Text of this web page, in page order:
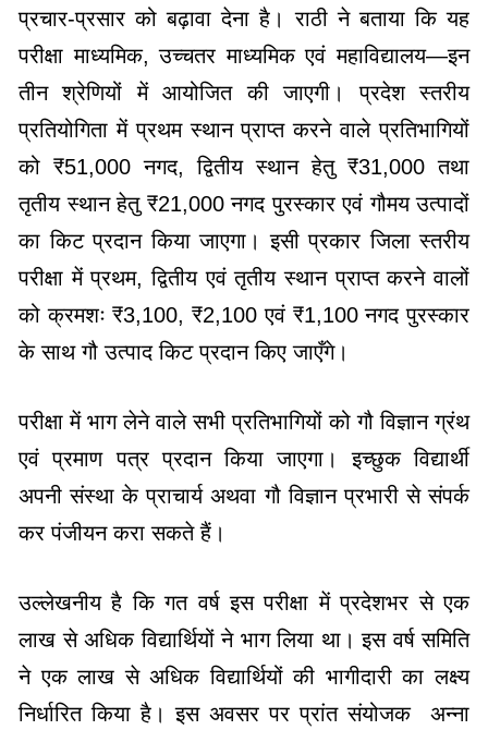
प्रचार-प्रसार को बढ़ावा देना है। राठी ने बताया कि यह
परीक्षा माध्यमिक, उच्चतर माध्यमिक एवं महाविद्यालय—इन
तीन श्रेणियों में आयोजित की जाएगी। प्रदेश स्तरीय
प्रतियोगिता में प्रथम स्थान प्राप्त करने वाले प्रतिभागियों
को ₹51,000 नगद, द्वितीय स्थान हेतु ₹31,000 तथा
तृतीय स्थान हेतु ₹21,000 नगद पुरस्कार एवं गौमय उत्पादों
का किट प्रदान किया जाएगा। इसी प्रकार जिला स्तरीय
परीक्षा में प्रथम, द्वितीय एवं तृतीय स्थान प्राप्त करने वालों
को क्रमशः ₹3,100, ₹2,100 एवं ₹1,100 नगद पुरस्कार
के साथ गौ उत्पाद किट प्रदान किए जाएँगे।
परीक्षा में भाग लेने वाले सभी प्रतिभागियों को गौ विज्ञान ग्रंथ
एवं प्रमाण पत्र प्रदान किया जाएगा। इच्छुक विद्यार्थी
अपनी संस्था के प्राचार्य अथवा गौ विज्ञान प्रभारी से संपर्क
कर पंजीयन करा सकते हैं।
उल्लेखनीय है कि गत वर्ष इस परीक्षा में प्रदेशभर से एक
लाख से अधिक विद्यार्थियों ने भाग लिया था। इस वर्ष समिति
ने एक लाख से अधिक विद्यार्थियों की भागीदारी का लक्ष्य
निर्धारित किया है। इस अवसर पर प्रांत संयोजक अन्ना